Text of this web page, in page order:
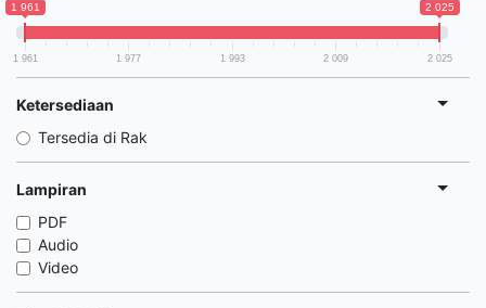
1 961 2 025
1 961 1 977 1 993 2 009 2 025
Ketersediaan
Tersedia di Rak
Lampiran
PDF
Audio
Video